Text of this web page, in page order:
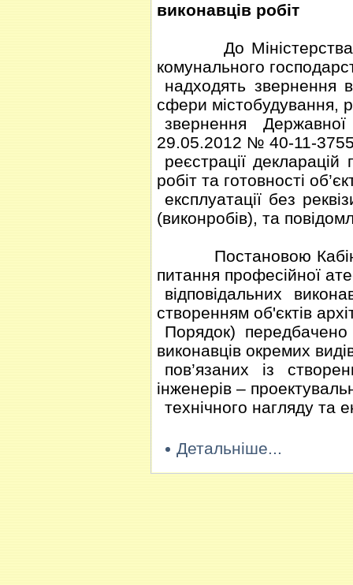
виконавців робіт
До Міністерства
комунального
надходять звернення
сфери містобудування,
звернення Державної
29.05.2012 № 40-11-
реєстрації
робіт та готовності
експлуатації без
(виконробів), та
Постановою
питання професійної
відповідальних
створенням об'єктів
Порядок) передбачено
виконавців окремих
пов’язаних із
інженерів –
технічного нагляду та
Детальніше...